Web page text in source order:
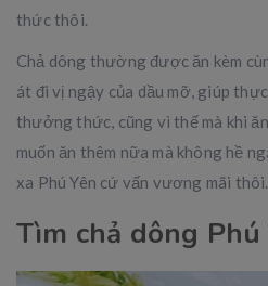
thức thôi.
Chả dông thường được ăn kèm
át đi vị ngậy của dầu mỡ, giúp
thưởng thức, cũng vì thế mà khi
muốn ăn thêm nữa mà không hề
xa Phú Yên cứ vấn vương mãi thôi.
Tìm chả dông Phú